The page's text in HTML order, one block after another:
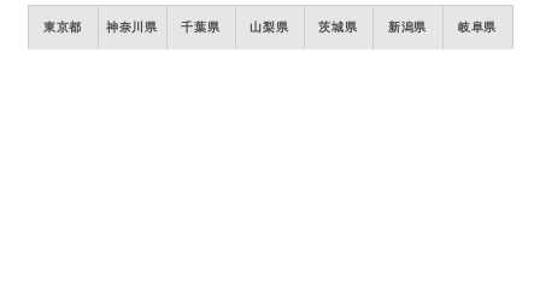
東京都 神奈川県 千葉県 山梨県 茨城県 新潟県 岐阜県